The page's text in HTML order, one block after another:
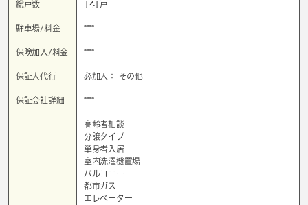
総戸数 141戸
駐車場/料金 ****
保険加入/料金 ****
保証人代行 必加入： その他
保証会社詳細 ****
高齢者相談
分譲タイプ
単身者入居
室内洗濯機置場
バルコニー
都市ガス
エレベーター